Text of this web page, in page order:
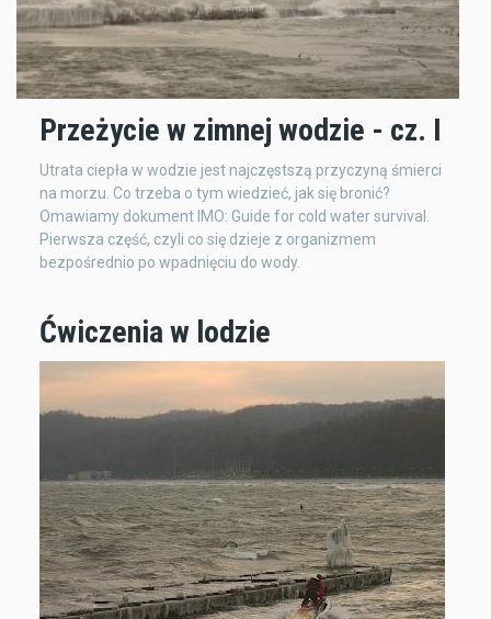
Przeżycie w zimnej wodzie - cz. I
Utrata ciepła w wodzie jest najczęstszą przyczyną śmierci
na morzu. Co trzeba o tym wiedzieć, jak się bronić?
Omawiamy dokument IMO: Guide for cold water survival.
Pierwsza część, czyli co się dzieje z organizmem
bezpośrednio po wpadnięciu do wody.
Ćwiczenia w lodzie